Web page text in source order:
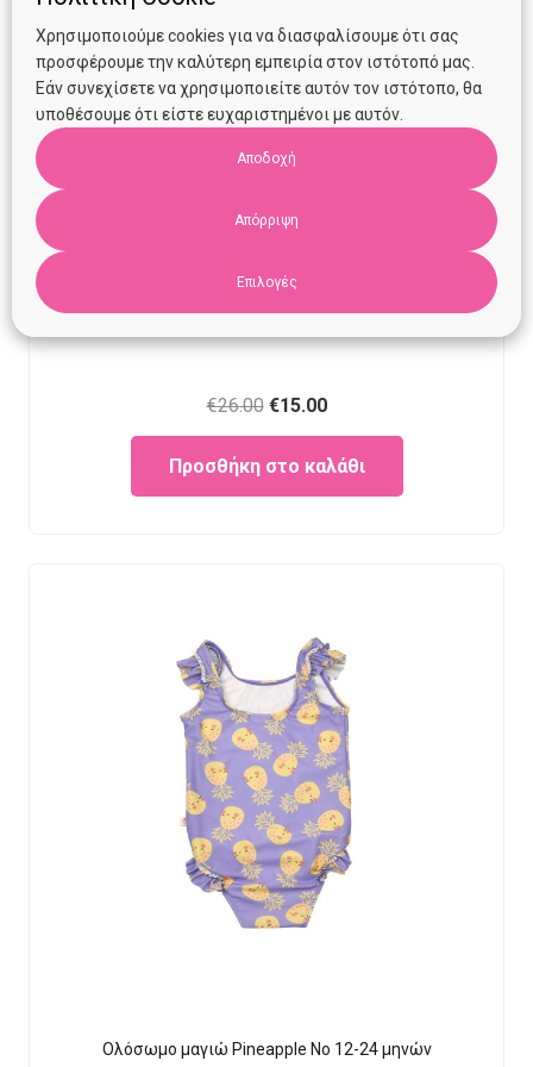
€26.00 Original
price
was:
€26.00.
€15.00Current
price
is:
€15.00.
Προσθήκη στο καλάθι
Ολόσωμο μαγιώ Pineapple Νο 12-24 μηνών
Χρησιμοποιούμε cookies για να διασφαλίσουμε ότι σας
προσφέρουμε την καλύτερη εμπειρία στον ιστότοπό μας.
Εάν συνεχίσετε να χρησιμοποιείτε αυτόν τον ιστότοπο, θα
υποθέσουμε ότι είστε ευχαριστημένοι με αυτόν.
Αποδοχή
Απόρριψη
Επιλογές